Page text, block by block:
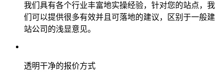
我们具有各个行业丰富地实操经验，针对您的站点，我
们可以提供很多有效并且可落地的建议，区别于一般建
站公司的浅显意见。
透明干净的报价方式